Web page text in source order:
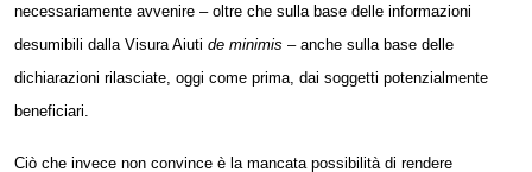
necessariamente avvenire – oltre che sulla base delle informazioni
desumibili dalla Visura Aiuti de minimis – anche sulla base delle
dichiarazioni rilasciate, oggi come prima, dai soggetti potenzialmente
beneficiari.
Ciò che invece non convince è la mancata possibilità di rendere